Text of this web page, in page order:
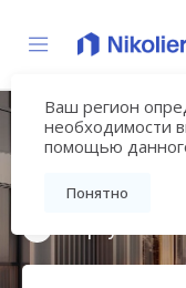
Ваш регион
необходимости
помощью
Понятно
«ВЕЕР»